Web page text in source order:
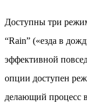
Доступны три
“Rain” («езда в
эффективной
опции доступен
делающий процесс